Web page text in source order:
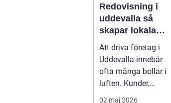
Redovisning i
uddevalla så
skapar lokala
företag trygg
ekonomi
Att driva företag i
Uddevalla innebär
ofta många bollar i
luften. Kunder,
leveranser, personal
02 maj 2026